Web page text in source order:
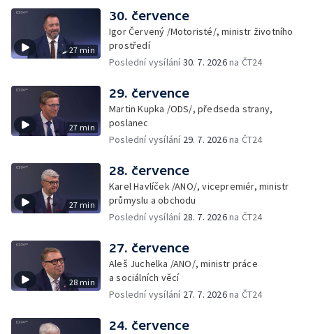
27 min
30. července
Igor Červený /Motoristé/, ministr životního
prostředí
Poslední vysílání30. 7. 2026na ČT24
27 min
29. července
Martin Kupka /ODS/, předseda strany,
poslanec
Poslední vysílání 29. 7. 2026na ČT24
27 min
28. července
Karel Havlíček /ANO/, vicepremiér, ministr
průmyslu a obchodu
Poslední vysílání 28. 7. 2026na ČT24
28 min
27. července
Aleš Juchelka /ANO/, ministr práce
a sociálních věcí
Poslední vysílání 27. 7. 2026na ČT24
24. července